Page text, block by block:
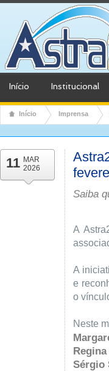
Início Institucional
Início Imprensa
11 MAR
2026
Saiba
A
A
e
o
Neste
Sérgio